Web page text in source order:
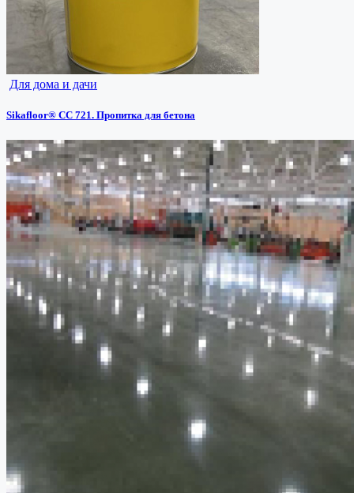
Для дома и дачи
Sikafloor® CC 721. Пропитка для бетона